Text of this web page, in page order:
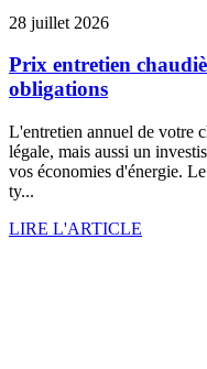
28 juillet 2026
Prix entretien
obligations
L'entretien annuel de votre
légale, mais aussi un
vos économies d'énergie.
ty...
LIRE L'ARTICLE